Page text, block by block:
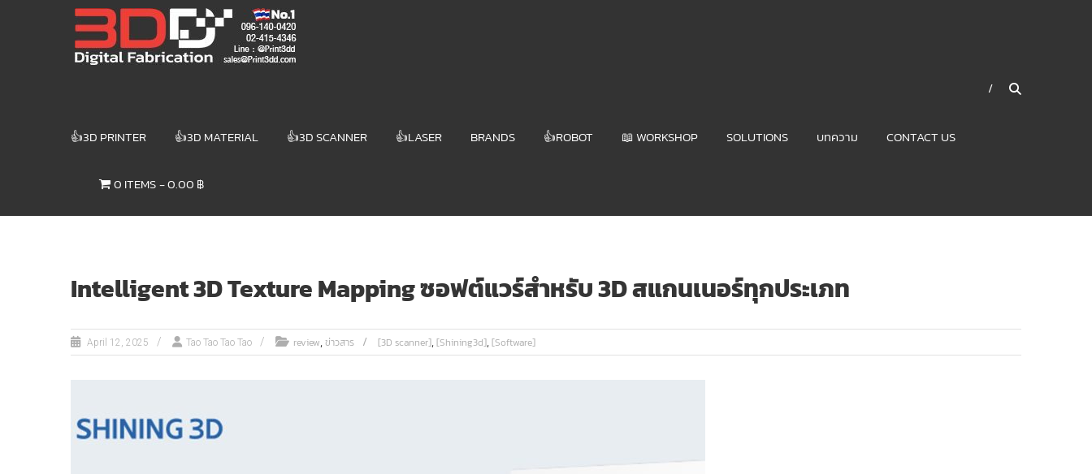
3DD DIGITAL
FABRICATION
3D Printer |
👍3D PRINTER 👍3D MATERIAL 👍3D SCANNER 👍LASER BRANDS 👍ROBOT 📖 WORKSHOP SOLUTIONS บทความ CONTACT US
0 ITEMS 0.00 ฿
Intelligent 3D Texture Mapping ซอฟต์แวร์สำหรับ 3D สแกนเนอร์ทุกประเภท
April 12, 2025 Tao Tao Tao Tao review,ข่าวสาร [3D scanner],[Shining3d],[Software]